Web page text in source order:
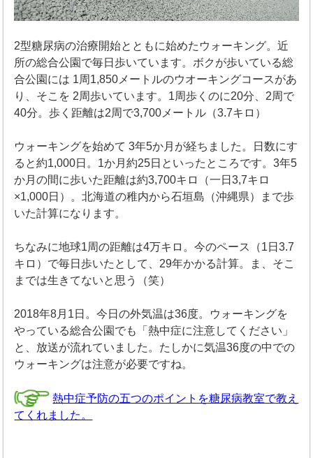
2型糖尿病の治療開始とともに始めたウォーキング。近
所の総合公園で毎日歩いています。ボクが歩いている総
合公園には 1周1,850メートルのウオーキングコースがあ
り、そこを 2周歩いています。1周歩くのに20分、2周で
40分。歩く距離は2周で3,700メートル（3.7キロ）
ウォーキングを始めて 3年5か月が経ちました。日数にす
ると約1,000日。1か月約25日といったところです。3年5
か月の間に歩いた距離は約3,700キロ（一日3,7キロ
×1,000日）。北海道の稚内から石垣島（沖縄県）まで歩
いた計算になります。
ちなみに地球1周の距離は4万キロ。今のペース（1日3.7
キロ）で毎日歩いたとして、29年かかる計算。ま、そこ
までは生きてないと思う（笑）
2018年8月1日。今日の外気温は36度。ウォーキングを
やっている総合公園でも「熱中症に注意してください」
と、放送が流れていました。たしかに気温36度の中での
ウォーキングは注意が必要ですね。
熱中症予防の五つのポイントを糖尿病教室で教え
てくれました。